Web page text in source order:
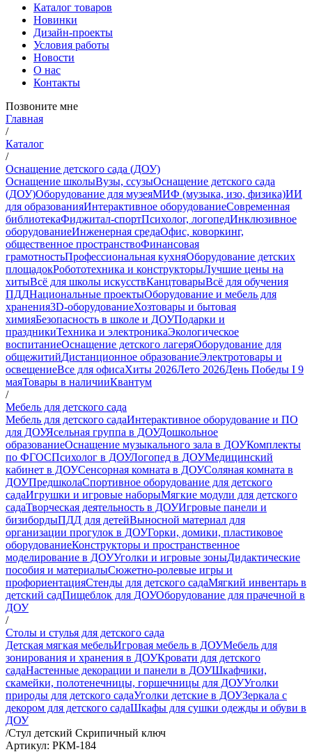
Каталог товаров
Новинки
Дизайн-проекты
Условия работы
Новости
О нас
Контакты
Позвоните мне
Главная
/
Каталог
/
Оснащение детского сада (ДОУ)
Оснащение школыВузы, ссузыОснащение детского сада
(ДОУ)Оборудование для музеяМИФ (музыка, изо, физика)ИИ
для образованияИнтерактивное оборудованиеСовременная
библиотекаФиджитал-спортПсихолог, логопедИнклюзивное
оборудованиеИнженерная средаОфис, коворкинг,
общественное пространствоФинансовая
грамотностьПрофессиональная кухняОборудование детских
площадокРобототехника и конструкторыЛучшие цены на
хитыВсё для школы искусствКанцтоварыВсё для обучения
ПДДНациональные проектыОборудование и мебель для
хранения3D-оборудованиеХозтовары и бытовая
химияБезопасность в школе и ДОУПодарки и
праздникиТехника и электроникаЭкологическое
воспитаниеОснащение детского лагеряОборудование для
общежитийДистанционное образованиеЭлектротовары и
освещениеВсе для офисаХиты 2026Лето 2026День Победы I 9
маяТовары в наличииКвантум
/
Мебель для детского сада
Мебель для детского садаИнтерактивное оборудование и ПО
для ДОУЯсельная группа в ДОУДошкольное
образованиеОснащение музыкального зала в ДОУКомплекты
по ФГОСПсихолог в ДОУЛогопед в ДОУМедицинский
кабинет в ДОУСенсорная комната в ДОУСоляная комната в
ДОУПредшколаСпортивное оборудование для детского
садаИгрушки и игровые наборыМягкие модули для детского
садаТворческая деятельность в ДОУИгровые панели и
бизибордыПДД для детейВыносной материал для
организации прогулок в ДОУГорки, домики, пластиковое
оборудованиеКонструкторы и пространственное
моделирование в ДОУУголки и игровые зоныДидактические
пособия и материалыСюжетно-ролевые игры и
профориентацияСтенды для детского садаМягкий инвентарь в
детский садПищеблок для ДОУОборудование для прачечной в
ДОУ
/
Столы и стулья для детского сада
Детская мягкая мебельИгровая мебель в ДОУМебель для
зонирования и хранения в ДОУКровати для детского
садаНастенные декорации и панели в ДОУШкафчики,
скамейки, полотенечницы, горшечницы для ДОУУголки
природы для детского садаУголки детские в ДОУЗеркала с
декором для детского садаШкафы для сушки одежды и обуви в
ДОУ
/Стул детский Скрипичный ключ
Артикул: РКМ-184